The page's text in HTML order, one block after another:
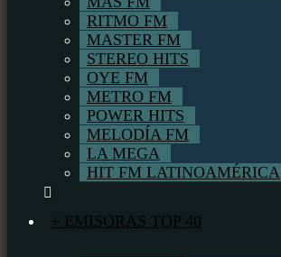
RITMO FM
MASTER FM
STEREO HITS
OYE FM
METRO FM
POWER HITS
MELODÍA FM
LA MEGA
HIT FM LATINOAMÉRICA
+ EMISORAS TOP 40